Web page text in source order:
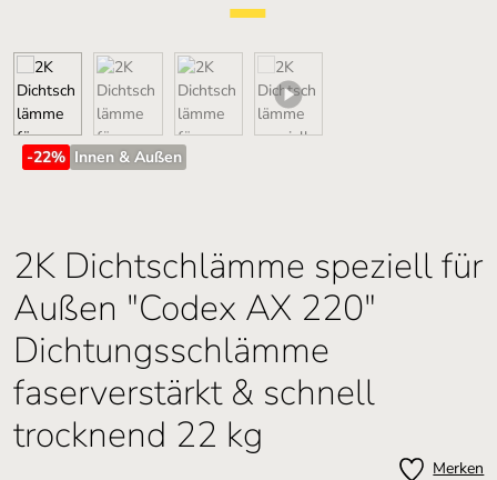
-22% Innen & Außen
2K Dichtschlämme speziell für
Außen "Codex AX 220"
Dichtungsschlämme
faserverstärkt & schnell
trocknend 22 kg
Merken